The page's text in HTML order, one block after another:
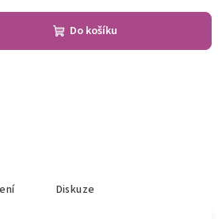
Do košíku
Diskuze